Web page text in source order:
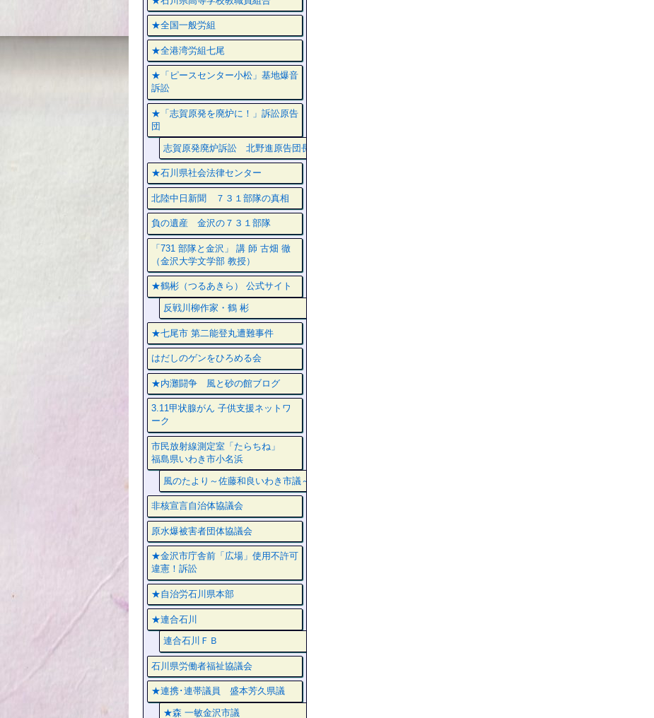
★全国一般労組
★全港湾労組七尾
★「ピースセンター小松」基地爆音
訴訟
★「志賀原発を廃炉に！」訴訟原告
団
志賀原発廃炉訴訟 北野進原告団長
★石川県社会法律センター
北陸中日新聞 ７３１部隊の真相
負の遺産 金沢の７３１部隊
「731 部隊と金沢」 講 師 古畑 徹
（金沢大学文学部 教授）
★鶴彬（つるあきら） 公式サイト
反戦川柳作家・鶴 彬
★七尾市 第二能登丸遭難事件
はだしのゲンをひろめる会
★内灘闘争 風と砂の館ブログ
3.11甲状腺がん 子供支援ネットワ
ーク
市民放射線測定室「たらちね」
福島県いわき市小名浜
風のたより～佐藤和良いわき市議～
非核宣言自治体協議会
原水爆被害者団体協議会
★金沢市庁舎前「広場」使用不許可
違憲！訴訟
★自治労石川県本部
★連合石川
連合石川ＦＢ
石川県労働者福祉協議会
★連携･連帯議員 盛本芳久県議
★森 一敏金沢市議